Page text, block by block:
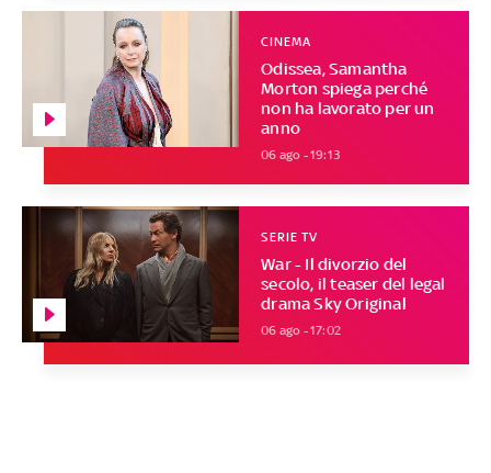
Odissea, Samantha
Morton spiega perché
non ha lavorato per un
anno
CINEMA
06 ago - 19:13
War - Il divorzio del
secolo, il teaser del legal
drama Sky Original
SERIE TV
06 ago - 17:02